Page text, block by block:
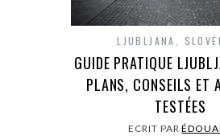
LJUBLJANA
GUIDE PRATIQUE
PLANS, CONSEILS ET
TESTÉES
ECRIT PAR